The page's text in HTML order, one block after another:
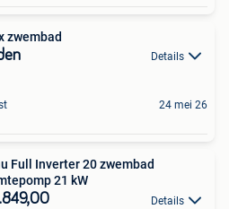
zwembad
Details
24 mei 26
Full Inverter 20 zwembad
21 kW
Details